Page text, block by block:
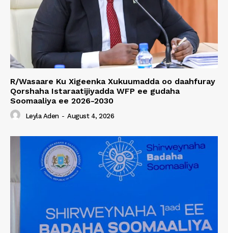
R/Wasaare Ku Xigeenka Xukuumadda oo daahfuray
Qorshaha Istaraatijiyadda WFP ee gudaha
Soomaaliya ee 2026-2030
Leyla Aden - August 4, 2026